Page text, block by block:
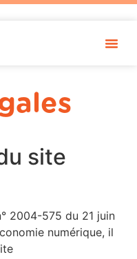
site
2004-575 du 21 juin
numérique, il